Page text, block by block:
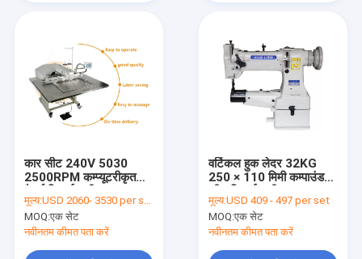
होम
उत्पादों
हमसे संपर्क करें
कार सीट 240V 5030
2500RPM कम्प्यूटरीकृत
मूल्य:USD 2060- 3530 per set
MOQ:एक सेट
नवीनतम कीमत पता करें
वर्टिकल हुक लेदर 32KG
250 × 110 मिमी कम्पाउंड
मूल्य:USD 409 - 497 per set
MOQ:एक सेट
नवीनतम कीमत पता करें